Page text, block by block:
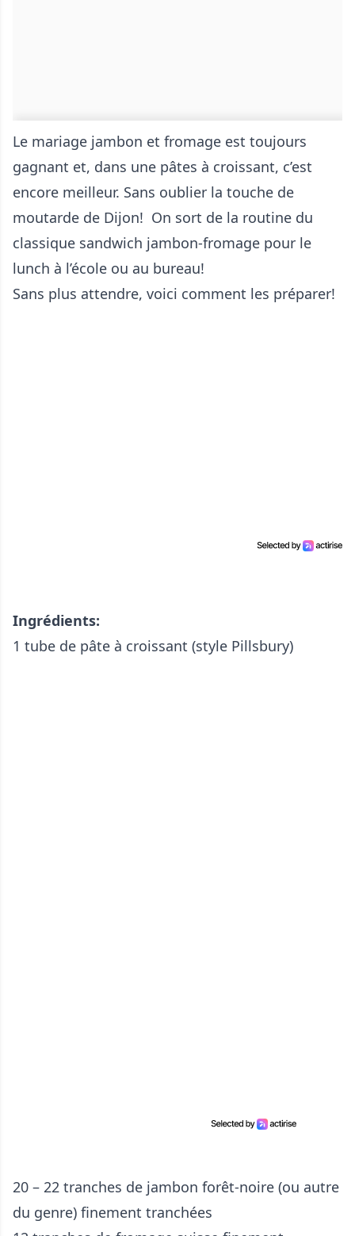
Le mariage jambon et fromage est toujours
gagnant et, dans une pâtes à croissant, c’est
encore meilleur. Sans oublier la touche de
moutarde de Dijon! On sort de la routine du
classique sandwich jambon-fromage pour le
lunch à l’école ou au bureau!
Sans plus attendre, voici comment les préparer!
Ingrédients:
1 tube de pâte à croissant (style Pillsbury)
20 – 22 tranches de jambon forêt-noire (ou autre
du genre) finement tranchées